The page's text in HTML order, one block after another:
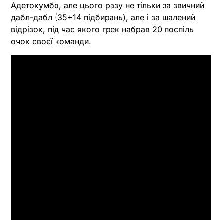
Адетокумбо, але цього разу не тільки за звичний
дабл-дабл (35+14 підбирань), але і за шалений
відрізок, під час якого грек набрав 20 поспіль
очок своєї команди.